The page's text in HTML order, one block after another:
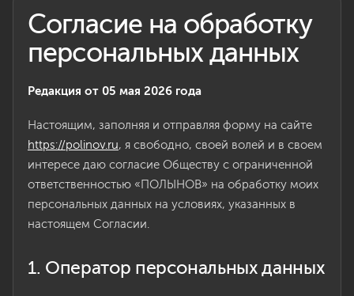
Согласие на обработку
персональных данных
Редакция от 05 мая 2026 года
Настоящим, заполняя и отправляя форму на сайте
https://polinov.ru, я свободно, своей волей и в своем
интересе даю согласие Обществу с ограниченной
ответственностью «ПОЛЫНОВ» на обработку моих
персональных данных на условиях, указанных в
настоящем Согласии.
1. Оператор персональных данных